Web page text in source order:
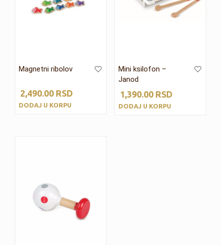
Magnetni ribolov
2,490.00 RSD
DODAJ U KORPU
Mini ksilofon –
Janod
1,390.00RSD
DODAJ U KORPU